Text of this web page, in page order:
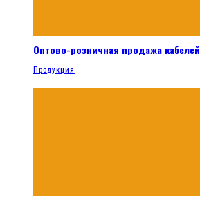
Оптово-розничная продажа кабелей
Продукция